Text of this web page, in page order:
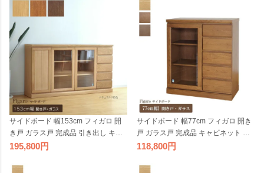
ナチュラル ブラウン ダークブラウン
ュラル ブラウン ダークブラウン オ
ーク材
サイドボード 幅153cm フィガロ 開
き戸 ガラス戸 完成品 引き出し キャ
ビネット 天然木 モダン ワイド 大容
製 高級 ナチュラル ブラウン ダーク
195,800
サイドボード 幅77cm フィガロ 開き
戸 ガラス戸 完成品 キャビネット 引
き出し 天然木 国産 日本製 モダン 高
ン ダークブラウン オーク材
118,800